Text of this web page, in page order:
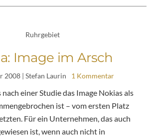
Ruhrgebiet
Image im Arsch
2008| Stefan Laurin 1 Kommentar
nach einer Studie das Image Nokias als
ist – vom ersten Platz
Für ein Unternehmen, das auch
ist, wenn auch nicht in